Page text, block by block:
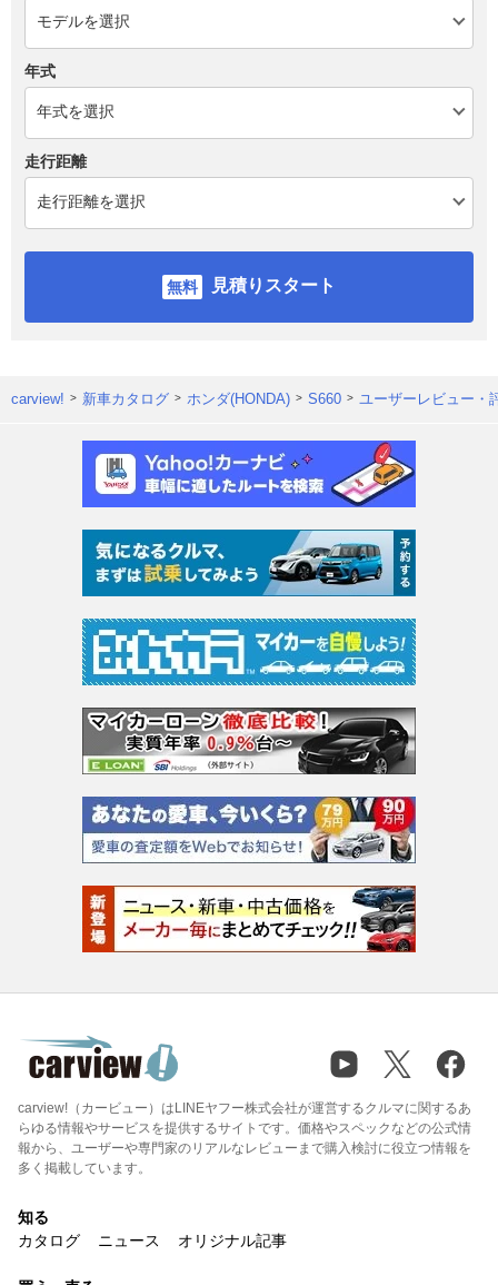
年式
走行距離
見積りスタート
carview! 新車カタログ ホンダ(HONDA) S660 ユーザーレビュー・
carview!（カービュー）はLINEヤフー株式会社が運営するクルマに関するあ
らゆる情報やサービスを提供するサイトです。価格やスペックなどの公式情
報から、ユーザーや専門家のリアルなレビューまで購入検討に役立つ情報を
多く掲載しています。
知る
カタログ
ニュース オリジナル記事